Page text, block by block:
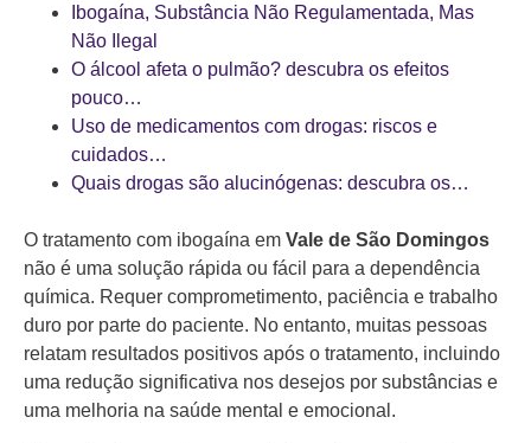
Ibogaína, Substância Não Regulamentada, Mas
Não Ilegal
O álcool afeta o pulmão? descubra os efeitos
pouco…
Uso de medicamentos com drogas: riscos e
cuidados…
Quais drogas são alucinógenas: descubra os…
O tratamento com ibogaína em Vale de São Domingos
não é uma solução rápida ou fácil para a dependência
química. Requer comprometimento, paciência e trabalho
duro por parte do paciente. No entanto, muitas pessoas
relatam resultados positivos após o tratamento, incluindo
uma redução significativa nos desejos por substâncias e
uma melhoria na saúde mental e emocional.